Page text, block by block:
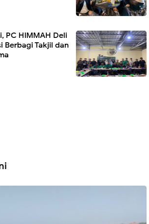
PC HIMMAH Deli
Berbagi Takjil dan